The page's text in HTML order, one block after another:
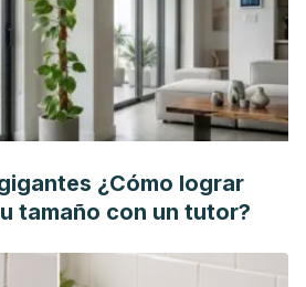
¿Cómo lograr
tamaño con un tutor?